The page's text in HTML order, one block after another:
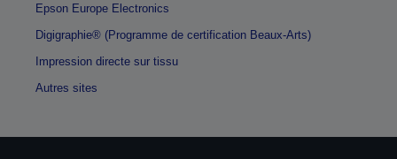
Epson Europe Electronics
Digigraphie® (Programme de certification Beaux-Arts)
Impression directe sur tissu
Autres sites